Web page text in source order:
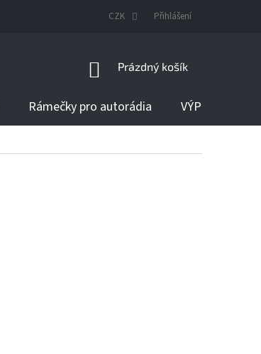
CZK Přihlášení
NÁKUPNÍ
Prázdný košík
Rámečky pro autorádia VÝPRODEJ